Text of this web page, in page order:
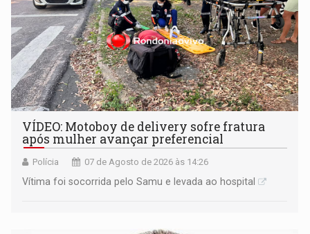
VÍDEO: Motoboy de delivery sofre fratura
após mulher avançar preferencial
Polícia 07 de Agosto de 2026 às 14:26
Vítima foi socorrida pelo Samu e levada ao hospital